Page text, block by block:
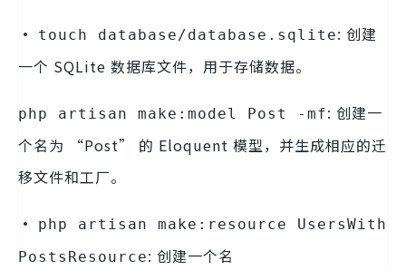
· touch database/database.sqlite: 创建
一个 SQLite 数据库文件，用于存储数据。
php artisan make:model Post -mf: 创建一
个名为 “Post” 的 Eloquent 模型，并生成相应的迁
移文件和工厂。
·
php artisan make:resource UsersWith
PostsResource: 创建一个名